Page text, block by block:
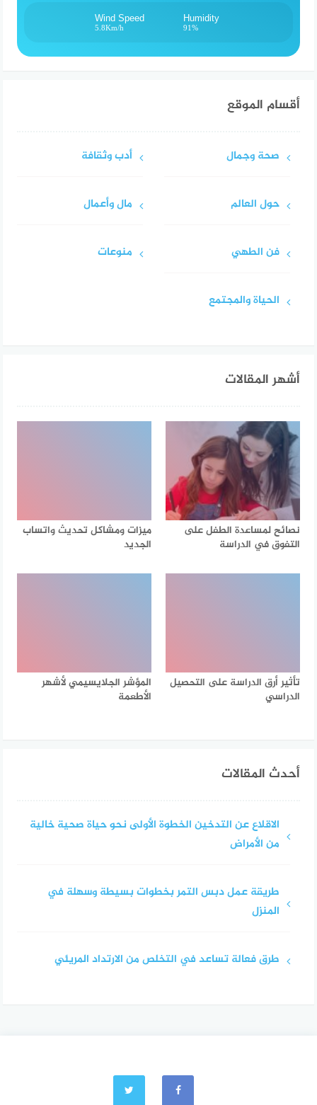
Humidity
91%
Wind Speed
5.8Km/h
أقسام الموقع
صحة وجمال
حول العالم
فن الطهي
الحياة والمجتمع
أدب وثقافة
مال وأعمال
منوعات
أشهر المقالات
نصائح لمساعدة الطفل على
التفوق في الدراسة
ميزات ومشاكل تحديث واتساب
الجديد
تأثير أرق الدراسة على التحصيل
الدراسي
المؤشر الجلايسيمي لأشهر
الأطعمة
أحدث المقالات
الاقلاع عن التدخين الخطوة الأولى نحو حياة صحية خالية
من الأمراض
طريقة عمل دبس التمر بخطوات بسيطة وسهلة في
المنزل
طرق فعالة تساعد في التخلص من الارتداد المريئي